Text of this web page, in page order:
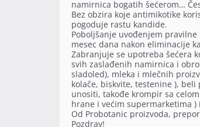
namirnica bogatih šećerom…
Bez obzira koje antimikotike
pogoduje rastu kandide.
Poboljšanje uvođenjem
mesec dana nakon eliminacije
Zabranjuje se upotreba šećera
svih zaslađenih namirnica i
sladoled), mleka i mlečnih
kolače, biskvite, testenine ),
unositi, takođe krompir sa
hrane i većim supermarketima
Od Probotanic proizvoda,
Pozdrav!